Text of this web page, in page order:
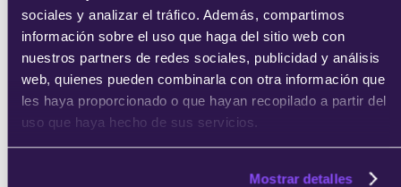
sociales y analizar el tráfico. Además, compartimos
información sobre el uso que haga del sitio web con
nuestros partners de redes sociales, publicidad y análisis
web, quienes pueden combinarla con otra información que
les haya proporcionado o que hayan recopilado a partir del
uso que haya hecho de sus servicios.
Mostrar detalles
acreditativo de IEBS.